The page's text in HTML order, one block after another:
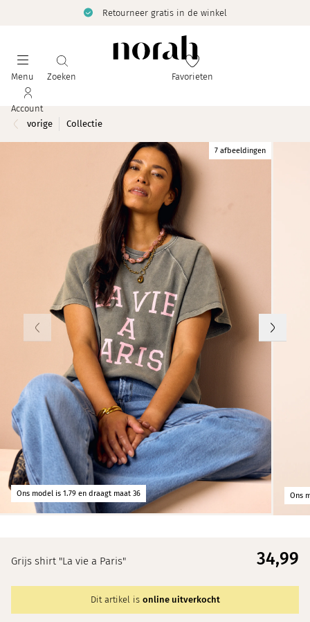
Retourneer gratis in de winkel
Menu Zoeken Favorieten
Account
vorige
Collectie
Ons model is 1.79 en draagt maat 36 Ons
7 afbeeldingen
Grijs shirt "La vie a Paris" 34,99
Dit artikel is online uitverkocht